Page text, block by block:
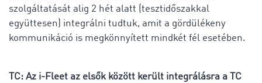
szolgáltatását alig 2 hét alatt (tesztidőszakkal
együttesen) integrálni tudtuk, amit a gördülékeny
kommunikáció is megkönnyített mindkét fél esetében.
TC: Az i-Fleet az elsők között került integrálásra a TC